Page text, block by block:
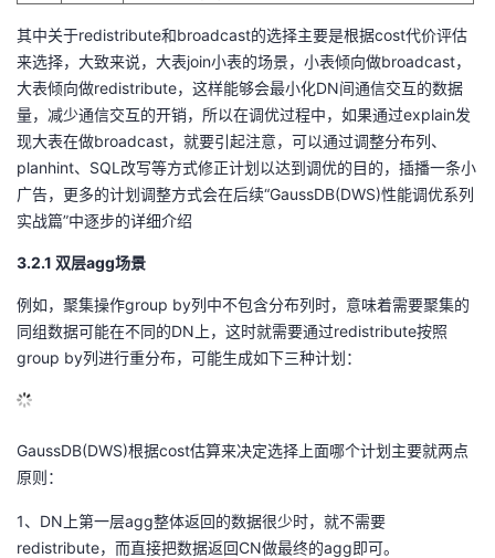
其中关于redistribute和broadcast的选择主要是根据cost代价评估
来选择，大致来说，大表join小表的场景，小表倾向做broadcast，
大表倾向做redistribute，这样能够会最小化DN间通信交互的数据
量，减少通信交互的开销，所以在调优过程中，如果通过explain发
现大表在做broadcast，就要引起注意，可以通过调整分布列、
planhint、SQL改写等方式修正计划以达到调优的目的，插播一条小
广告，更多的计划调整方式会在后续“GaussDB(DWS)性能调优系列
实战篇”中逐步的详细介绍
3.2.1 双层agg场景
例如，聚集操作group by列中不包含分布列时，意味着需要聚集的
同组数据可能在不同的DN上，这时就需要通过redistribute按照
group by列进行重分布，可能生成如下三种计划：
GaussDB(DWS)根据cost估算来决定选择上面哪个计划主要就两点
原则：
1、DN上第一层agg整体返回的数据很少时，就不需要
redistribute，而直接把数据返回CN做最终的agg即可。